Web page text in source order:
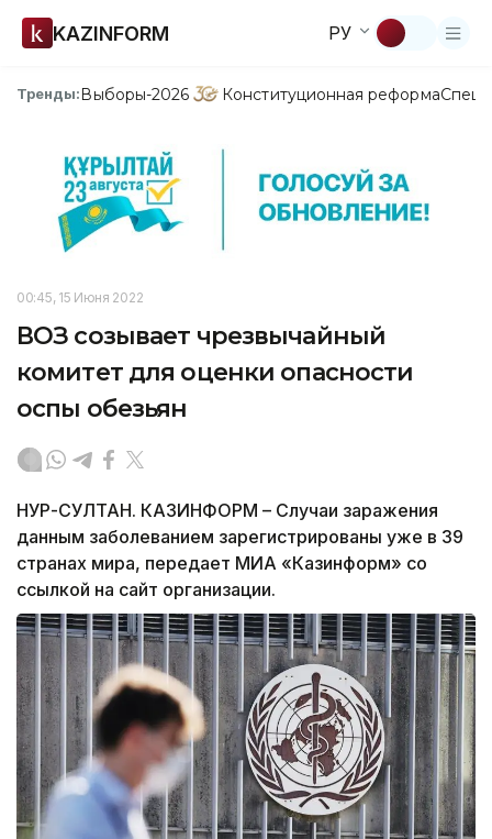
KAZINFORM РУ
Тренды:Выборы-2026 Конституционная реформа
00:45, 15 Июня 2022
ВОЗ созывает чрезвычайный
комитет для оценки опасности
оспы обезьян
НУР-СУЛТАН. КАЗИНФОРМ – Случаи заражения
данным заболеванием зарегистрированы уже в 39
странах мира, передает МИА «Казинформ» со
ссылкой на сайт организации.